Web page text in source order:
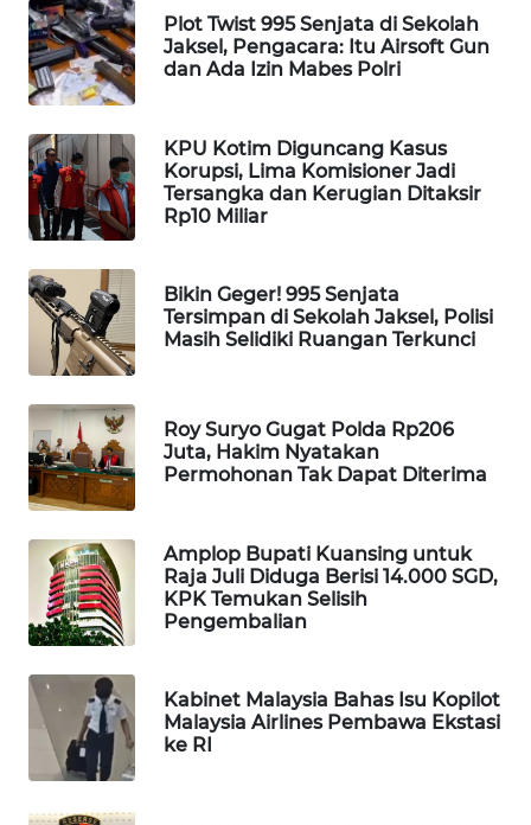
Plot Twist 995 Senjata di Sekolah
Jaksel, Pengacara: Itu Airsoft Gun
dan Ada Izin Mabes Polri
KPU Kotim Diguncang Kasus
Korupsi, Lima Komisioner Jadi
Tersangka dan Kerugian Ditaksir
Rp10 Miliar
Bikin Geger! 995 Senjata
Tersimpan di Sekolah Jaksel, Polisi
Masih Selidiki Ruangan Terkunci
Roy Suryo Gugat Polda Rp206
Juta, Hakim Nyatakan
Permohonan Tak Dapat Diterima
Amplop Bupati Kuansing untuk
Raja Juli Diduga Berisi 14.000 SGD,
KPK Temukan Selisih
Pengembalian
Kabinet Malaysia Bahas Isu Kopilot
Malaysia Airlines Pembawa Ekstasi
ke RI
MAWAKA
ID
NET
PLN
WATCH
MKLI
LPKKI
LKKI
KOPEKLIN
PORTAL
KONSUMEN
FORWAMKI
ALPERKLINAS
FORJASIDA